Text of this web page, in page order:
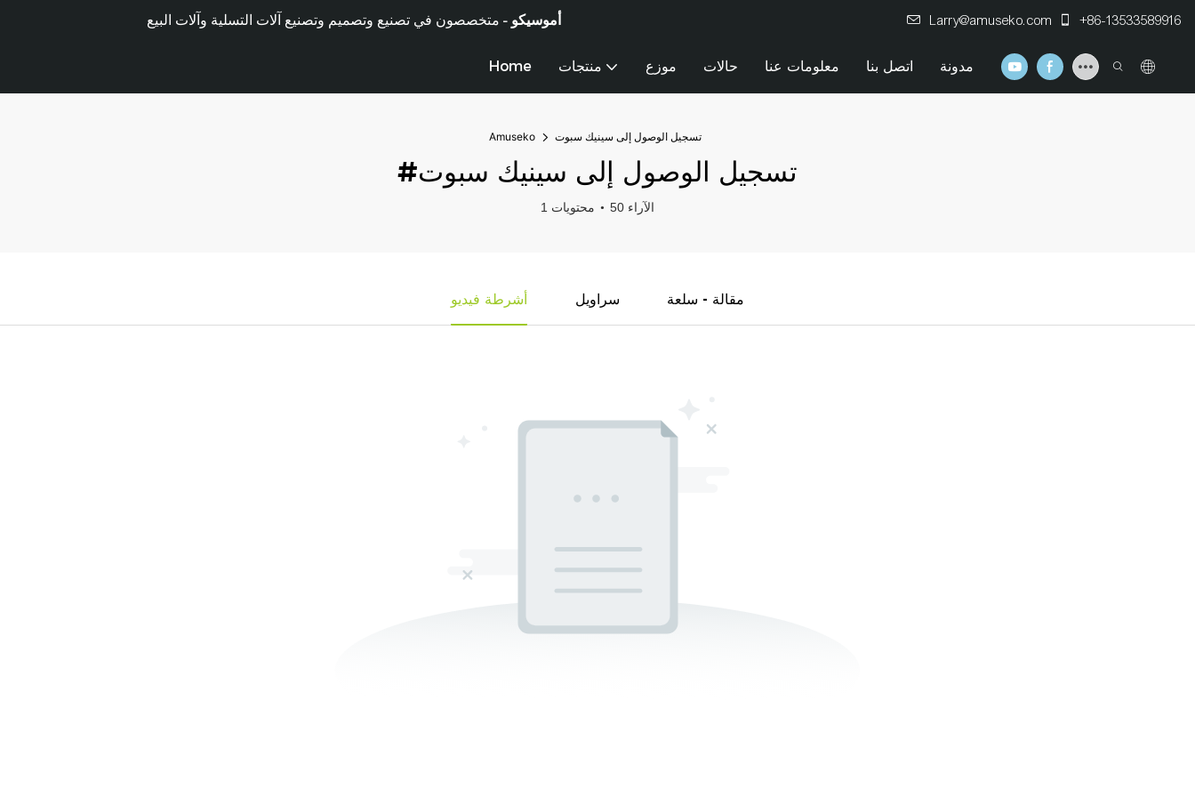
أموسيكو -متخصصون في تصنيع وتصميم وتصنيع آلات التسلية وآلات البيع Larry@amuseko.com +86-13533589916
Home منتجات موزع حالات معلومات عنا اتصل بنا مدونة
Amuseko تسجيل الوصول إلى سينيك سبوت
#تسجيل الوصول إلى سينيك سبوت
1 محتويات 50 الآراء
أشرطة فيديو سراويل مقالة - سلعة